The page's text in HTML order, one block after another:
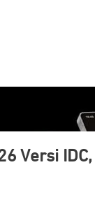
Versi IDC,